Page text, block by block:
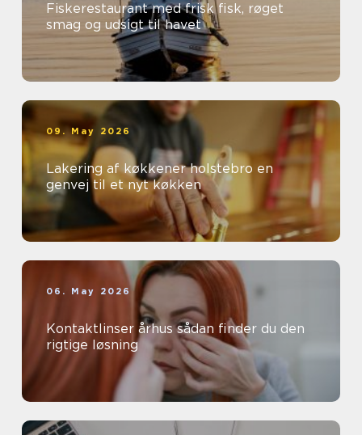
Fiskerestaurant med frisk fisk, røget
smag og udsigt til havet
09. May 2026
Lakering af køkkener holstebro en
genvej til et nyt køkken
06. May 2026
Kontaktlinser århus sådan finder du den
rigtige løsning